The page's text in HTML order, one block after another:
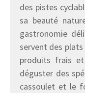
des pistes
sa beauté
gastronomie
servent des
produits frais
déguster des
cassoulet et le